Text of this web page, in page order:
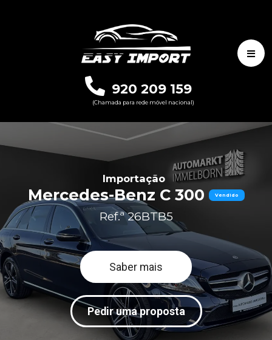
920 209 159
(Chamada para rede móvel nacional)
Importação
Mercedes-Benz C 300 Vendido
Ref.ª 26BTB5
Saber mais
Pedir uma proposta